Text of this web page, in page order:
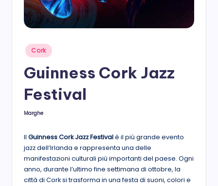
Posted
in
Cork
Guinness Cork Jazz
Festival
Posted
Marghe
Il Guinness Cork Jazz Festivalè il più grande evento
jazz dell’Irlanda e rappresenta una delle
manifestazioni culturali più importanti del paese. Ogni
anno, durante l’ultimo fine settimana di ottobre, la
città di Cork si trasforma in una festa di suoni, colori e